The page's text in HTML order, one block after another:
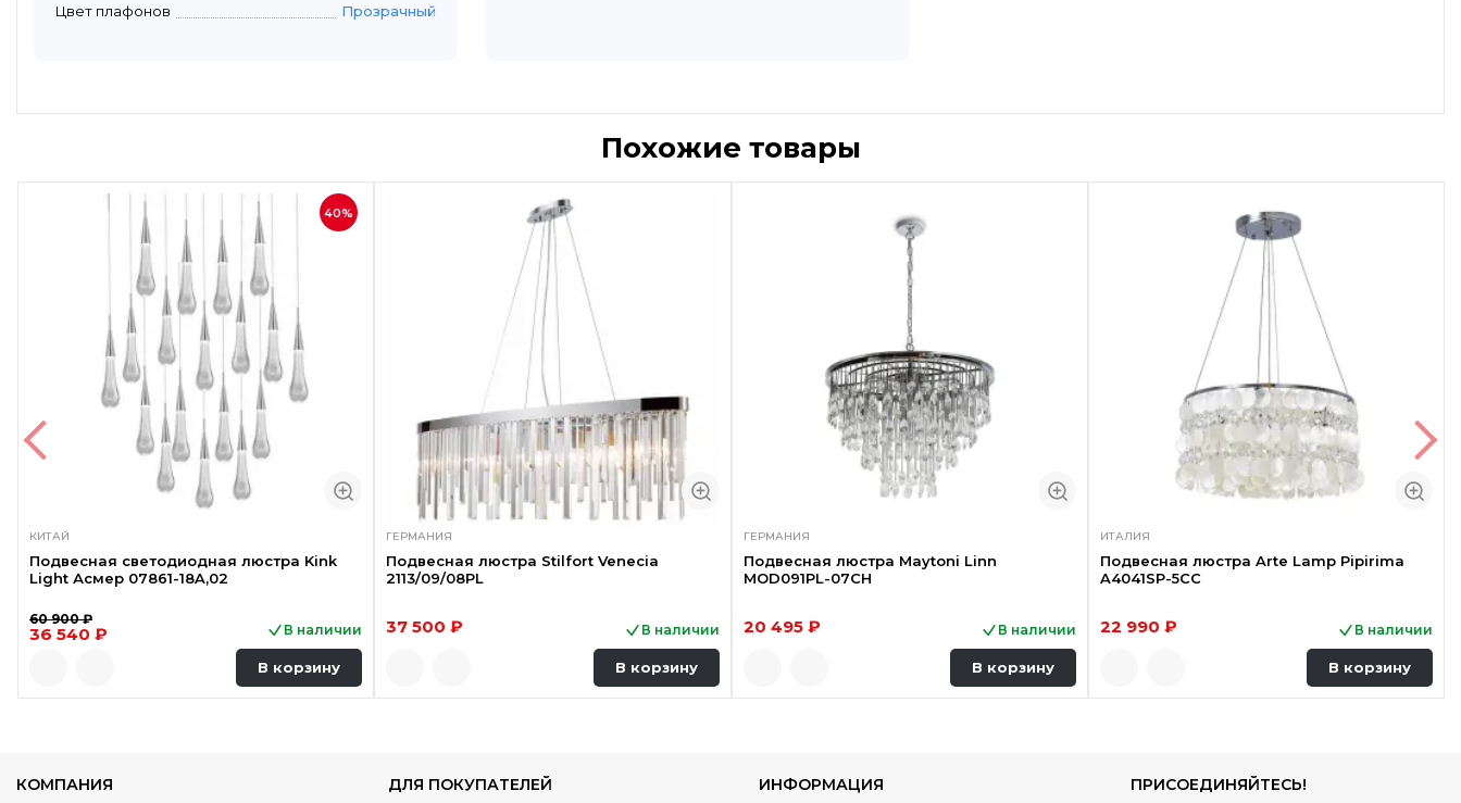
Цвет плафонов
Прозрачный
Похожие товары
40%
КИТАЙ
Подвесная светодиодная люстра Kink
Light Асмер 07861-18A,02
60 900 ₽
36 540 ₽ В наличии
В корзину
ГЕРМАНИЯ
Подвесная люстра Stilfort Venecia
2113/09/08PL
37 500 ₽ В наличии
В корзину
ГЕРМАНИЯ
Подвесная люстра Maytoni Linn
MOD091PL-07CH
20 495 ₽ В наличии
В корзину
ИТАЛИЯ
Подвесная люстра Arte Lamp Pipirima
A4041SP-5CC
22 990 ₽ В наличии
В корзину
КОМПАНИЯ ДЛЯ ПОКУПАТЕЛЕЙ ИНФОРМАЦИЯ ПРИСОЕДИНЯЙТЕСЬ!